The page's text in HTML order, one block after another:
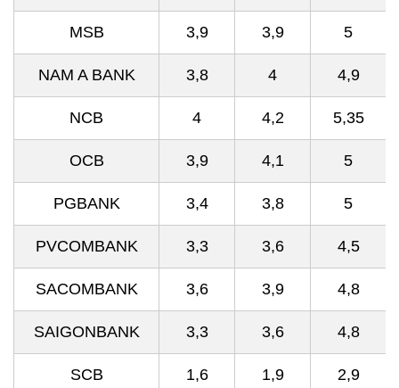
MSB 3,9 3,9 5
NAM A BANK 3,8 4 4,9
NCB 4 4,2 5,35
OCB 3,9 4,1 5
PGBANK 3,4 3,8 5
PVCOMBANK 3,3 3,6 4,5
SACOMBANK 3,6 3,9 4,8
SAIGONBANK 3,3 3,6 4,8
SCB 1,6 1,9 2,9